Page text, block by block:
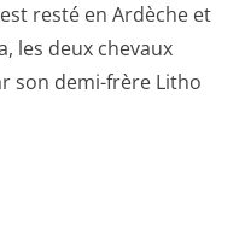
resté en Ardèche et
les deux chevaux
son demi-frère Litho